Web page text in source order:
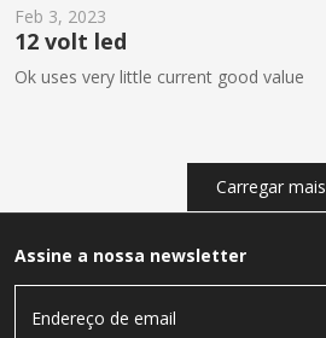
Feb 3, 2023
12 volt led
Ok uses very little current good value
Carregar mais
Assine a nossa newsletter